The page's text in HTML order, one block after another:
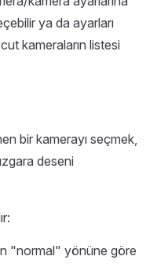
ya da ayarları
kameraların listesi
bir kamerayı seçmek,
deseni
"normal" yönüne göre